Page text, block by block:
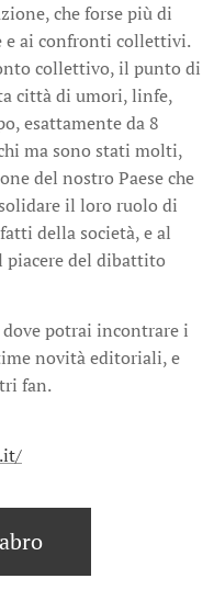
che forse più di
e ai confronti collettivi.
collettivo, il punto di
città di umori, linfe,
esattamente da 8
ma sono stati molti,
del nostro Paese che
il loro ruolo di
della società, e al
del dibattito
potrai incontrare i
novità editoriali, e
fan.